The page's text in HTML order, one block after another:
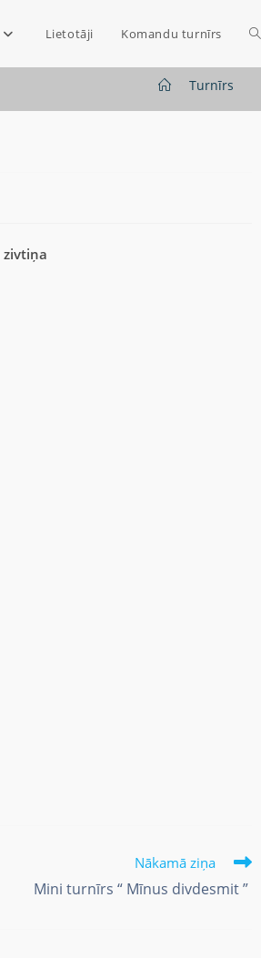
Lietotāji Komandu turnīrs
Turnīrs
Nākamā ziņa
Mini turnīrs “ Mīnus divdesmit ”